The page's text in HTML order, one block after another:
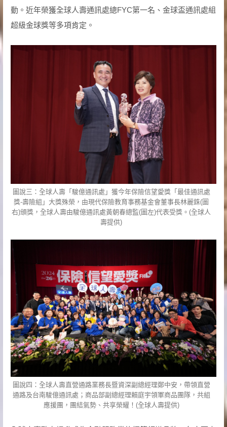
動。近年榮獲全球人壽通訊處總FYC第一名、金球盃通訊處組
超級金球獎等多項肯定。
圖說三：全球人壽「駿億通訊處」獲今年保險信望愛獎「最佳通訊處
獎-壽險組」大獎殊榮，由現代保險教育事務基金會董事長林麗銖(圖
右)頒獎，全球人壽由駿億通訊處黃朝春總監(圖左)代表受獎。(全球人
壽提供)
圖說四：全球人壽直營通路業務長暨資深副總經理鄭中安，帶領直營
通路及台南駿億通訊處；商品部副總經理賴庭宇領軍商品團隊，共組
應援團，團結氣勢、共享榮耀！(全球人壽提供)